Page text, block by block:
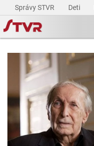
Správy STVR Deti